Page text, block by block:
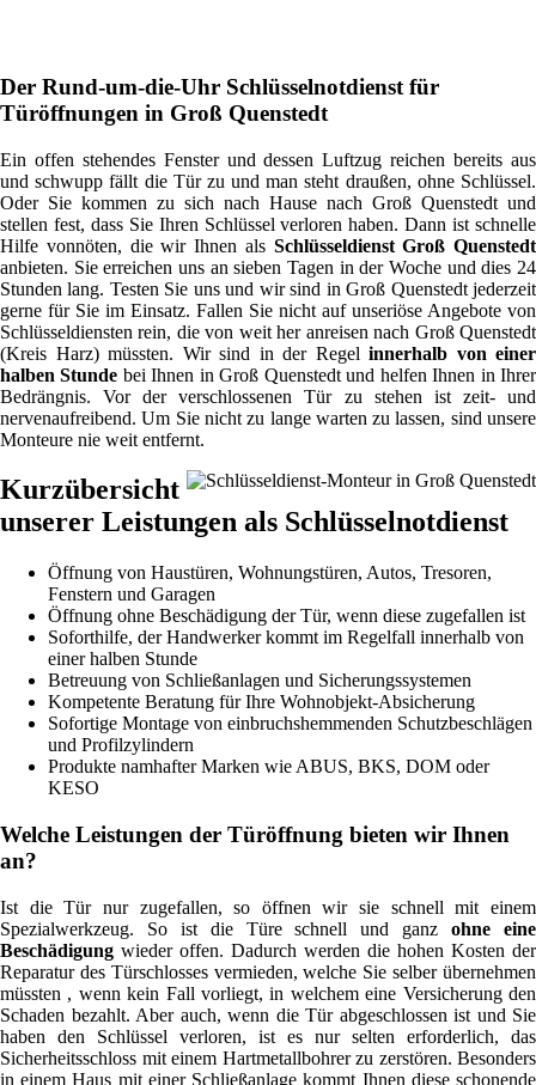
Der Rund-um-die-Uhr Schlüsselnotdienst für
Türöffnungen in Groß Quenstedt
Ein offen stehendes Fenster und dessen Luftzug reichen bereits aus
und schwupp fällt die Tür zu und man steht draußen, ohne Schlüssel.
Oder Sie kommen zu sich nach Hause nach Groß Quenstedt und
stellen fest, dass Sie Ihren Schlüssel verloren haben. Dann ist schnelle
Hilfe vonnöten, die wir Ihnen als Schlüsseldienst Groß Quenstedt
anbieten. Sie erreichen uns an sieben Tagen in der Woche und dies 24
Stunden lang. Testen Sie uns und wir sind in Groß Quenstedt jederzeit
gerne für Sie im Einsatz. Fallen Sie nicht auf unseriöse Angebote von
Schlüsseldiensten rein, die von weit her anreisen nach Groß Quenstedt
(Kreis Harz) müssten. Wir sind in der Regel innerhalb von einer
halben Stunde bei Ihnen in Groß Quenstedt und helfen Ihnen in Ihrer
Bedrängnis. Vor der verschlossenen Tür zu stehen ist zeit- und
nervenaufreibend. Um Sie nicht zu lange warten zu lassen, sind unsere
Monteure nie weit entfernt.
Kurzübersicht
unserer Leistungen als Schlüsselnotdienst
Öffnung von Haustüren, Wohnungstüren, Autos, Tresoren,
Fenstern und Garagen
Öffnung ohne Beschädigung der Tür, wenn diese zugefallen ist
Soforthilfe, der Handwerker kommt im Regelfall innerhalb von
einer halben Stunde
Betreuung von Schließanlagen und Sicherungssystemen
Kompetente Beratung für Ihre Wohnobjekt-Absicherung
Sofortige Montage von einbruchshemmenden Schutzbeschlägen
und Profilzylindern
Produkte namhafter Marken wie ABUS, BKS, DOM oder
KESO
Welche Leistungen der Türöffnung bieten wir Ihnen
an?
Ist die Tür nur zugefallen, so öffnen wir sie schnell mit einem
Spezialwerkzeug. So ist die Türe schnell und ganzohne eine
Beschädigung wieder offen. Dadurch werden die hohen Kosten der
Reparatur des Türschlosses vermieden, welche Sie selber übernehmen
müssten , wenn kein Fall vorliegt, in welchem eine Versicherung den
Schaden bezahlt. Aber auch, wenn die Tür abgeschlossen ist und Sie
haben den Schlüssel verloren, ist es nur selten erforderlich, das
Sicherheitsschloss mit einem Hartmetallbohrer zu zerstören. Besonders
in einem Haus mit einer Schließanlage kommt Ihnen diese schonende